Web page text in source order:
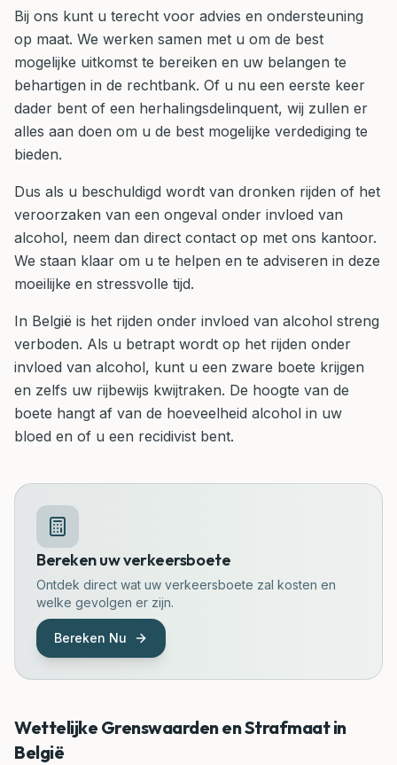
Bij ons kunt u terecht voor advies en ondersteuning
op maat. We werken samen met u om de best
mogelijke uitkomst te bereiken en uw belangen te
behartigen in de rechtbank. Of u nu een eerste keer
dader bent of een herhalingsdelinquent, wij zullen er
alles aan doen om u de best mogelijke verdediging te
bieden.
Dus als u beschuldigd wordt van dronken rijden of het
veroorzaken van een ongeval onder invloed van
alcohol, neem dan direct contact op met ons kantoor.
We staan klaar om u te helpen en te adviseren in deze
moeilijke en stressvolle tijd.
In België is het rijden onder invloed van alcohol streng
verboden. Als u betrapt wordt op het rijden onder
invloed van alcohol, kunt u een zware boete krijgen
en zelfs uw rijbewijs kwijtraken. De hoogte van de
boete hangt af van de hoeveelheid alcohol in uw
bloed en of u een recidivist bent.
Bereken uw verkeersboete
Ontdek direct wat uw verkeersboete zal kosten en
welke gevolgen er zijn.
Bereken Nu
Wettelijke Grenswaarden en Strafmaat in
België